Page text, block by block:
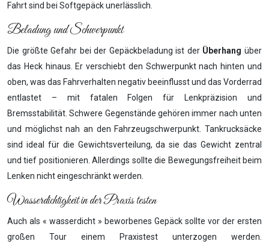
Fahrt sind bei Softgepäck unerlässlich.
Beladung und Schwerpunkt
Die größte Gefahr bei der Gepäckbeladung ist der Überhang über
das Heck hinaus. Er verschiebt den Schwerpunkt nach hinten und
oben, was das Fahrverhalten negativ beeinflusst und das Vorderrad
entlastet – mit fatalen Folgen für Lenkpräzision und
Bremsstabilität. Schwere Gegenstände gehören immer nach unten
und möglichst nah an den Fahrzeugschwerpunkt. Tankrucksäcke
sind ideal für die Gewichtsverteilung, da sie das Gewicht zentral
und tief positionieren. Allerdings sollte die Bewegungsfreiheit beim
Lenken nicht eingeschränkt werden.
Wasserdichtigkeit in der Praxis testen
Auch als « wasserdicht » beworbenes Gepäck sollte vor der ersten
großen Tour einem Praxistest unterzogen werden.